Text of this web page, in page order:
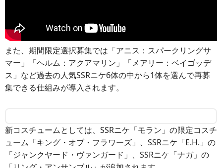
また、期間限定選択募集では「アニス：スパークリングサ
マー」「ヘルム：アクアマリン」「メアリー：ベイゴッデ
ス」など過去の人気SSRニケ6体の中から1体を選んで再募
集できる仕組みが導入されます。
新コスチュームとしては、SSRニケ「モラン」の限定コスチ
ューム「キング・オブ・フラワーズ」、SSRニケ「E.H.」の
「ジャンクヤード・ヴァンガード」、SSRニケ「ナガ」の